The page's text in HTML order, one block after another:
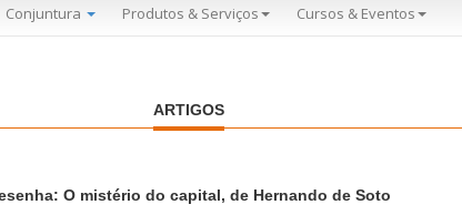
Conjuntura Produtos & Serviços Cursos & Eventos
ARTIGOS
O mistério do capital, de Hernando de Soto